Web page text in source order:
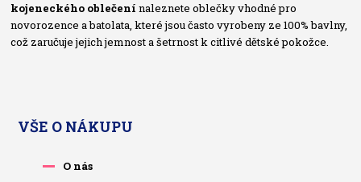
kojeneckého oblečení naleznete oblečky vhodné pro
novorozence a batolata, které jsou často vyrobeny ze 100% bavlny,
což zaručuje jejich jemnost a šetrnost k citlivé dětské pokožce.
VŠE O NÁKUPU
O nás